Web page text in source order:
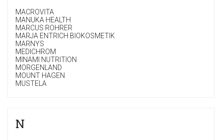
MACROVITA
MANUKA HEALTH
MARCUS ROHRER
MARJA ENTRICH BIOKOSMETIK
MARNYS
MEDICHROM
MINAMI NUTRITION
MORGENLAND
MOUNT HAGEN
MUSTELA
N